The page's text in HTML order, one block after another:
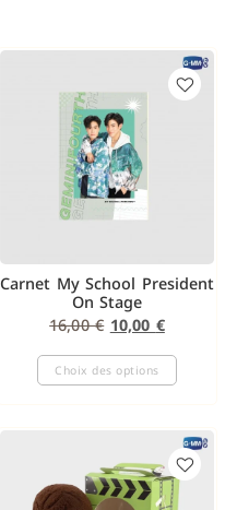
Carnet My School President
On Stage
16,00€ 10,00 €
Choix des options